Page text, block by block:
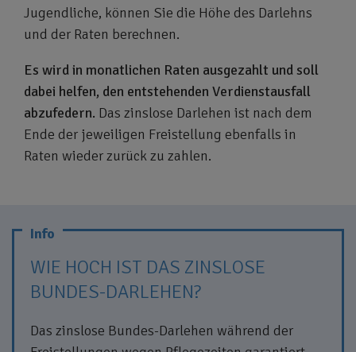
Jugendliche, können Sie die Höhe des Darlehns
und der Raten berechnen.
Es wird in monatlichen Raten ausgezahlt und soll
dabei helfen, den entstehenden Verdienstausfall
abzufedern. Das zinslose Darlehen ist nach dem
Ende der jeweiligen Freistellung ebenfalls in
Raten wieder zurück zu zahlen.
WIE HOCH IST DAS ZINSLOSE
BUNDES-DARLEHEN?
Das zinslose Bundes-Darlehen während der